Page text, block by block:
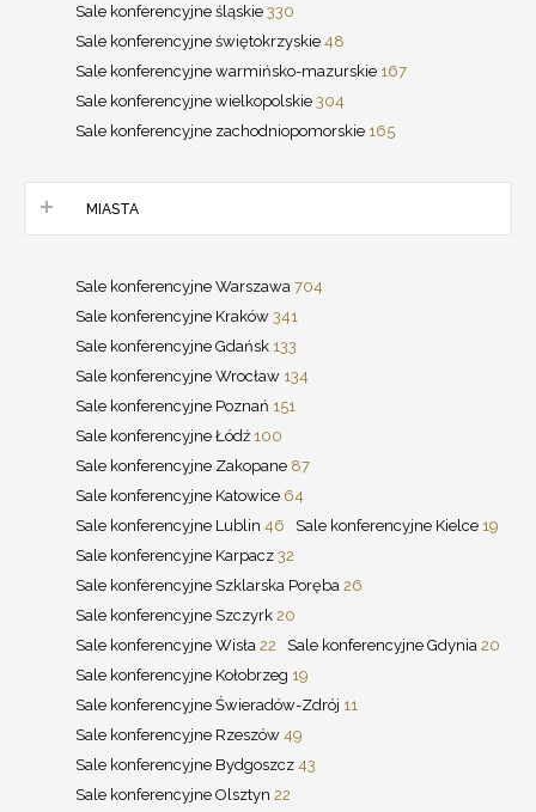
Sale konferencyjne śląskie 330
Sale konferencyjne świętokrzyskie 48
Sale konferencyjne warmińsko-mazurskie 167
Sale konferencyjne wielkopolskie 304
Sale konferencyjne zachodniopomorskie 165
MIASTA
Sale konferencyjne Warszawa 704
Sale konferencyjne Kraków 341
Sale konferencyjne Gdańsk 133
Sale konferencyjne Wrocław 134
Sale konferencyjne Poznań 151
Sale konferencyjne Łódź 100
Sale konferencyjne Zakopane 87
Sale konferencyjne Katowice 64
Sale konferencyjne Lublin 46 Sale konferencyjne Kielce 19
Sale konferencyjne Karpacz 32
Sale konferencyjne Szklarska Poręba 26
Sale konferencyjne Szczyrk 20
Sale konferencyjne Wisła 22 Sale konferencyjne Gdynia 20
Sale konferencyjne Kołobrzeg 19
Sale konferencyjne Świeradów-Zdrój 11
Sale konferencyjne Rzeszów 49
Sale konferencyjne Bydgoszcz 43
Sale konferencyjne Olsztyn 22